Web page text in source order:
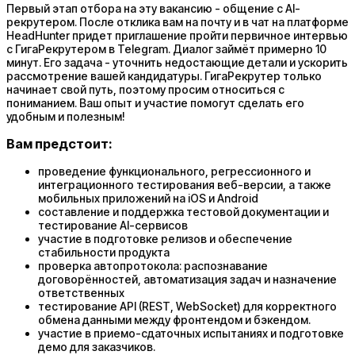
Первый этап отбора на эту вакансию - общение с AI-
рекрутером. После отклика вам на почту и в чат на платформе
HeadHunter придет приглашение пройти первичное интервью
с ГигаРекрутером в Telegram. Диалог займёт примерно 10
минут. Его задача - уточнить недостающие детали и ускорить
рассмотрение вашей кандидатуры. ГигаРекрутер только
начинает свой путь, поэтому просим относиться с
пониманием. Ваш опыт и участие помогут сделать его
удобным и полезным!
Вам предстоит:
проведение функционального, регрессионного и
интеграционного тестирования веб-версии, а также
мобильных приложений на iOS и Android
составление и поддержка тестовой документации и
тестирование AI-сервисов
участие в подготовке релизов и обеспечение
стабильности продукта
проверка автопротокола: распознавание
договорённостей, автоматизация задач и назначение
ответственных
тестирование API (REST, WebSocket) для корректного
обмена данными между фронтендом и бэкендом.
участие в приемо-сдаточных испытаниях и подготовке
демо для заказчиков.